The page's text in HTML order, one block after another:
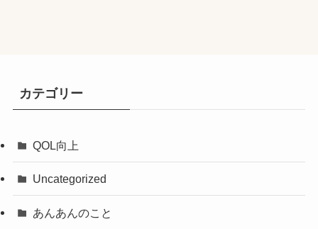
カテゴリー
QOL向上
Uncategorized
あんあんのこと